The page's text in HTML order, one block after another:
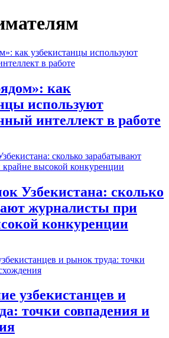
как
используют
интеллект в работе
Узбекистана: сколько
журналисты при
конкуренции
узбекистанцев и
точки совпадения и